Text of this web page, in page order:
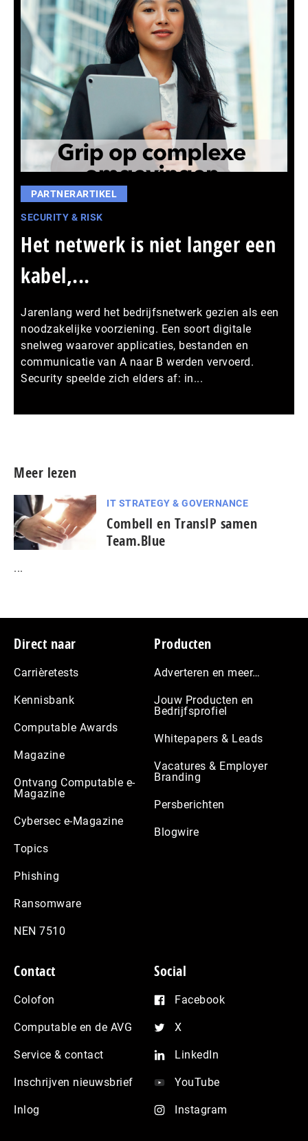
PARTNERARTIKEL
SECURITY & RISK
Het netwerk is niet langer een
kabel,...
Jarenlang werd het bedrijfsnetwerk gezien als een
noodzakelijke voorziening. Een soort digitale
snelweg waarover applicaties, bestanden en
communicatie van A naar B werden vervoerd.
Security speelde zich elders af: in...
Meer lezen
IT STRATEGY & GOVERNANCE
Combell en TransIP samen
Team.Blue
...
Footer
Direct naar
Carrièretests
Kennisbank
Computable Awards
Magazine
Ontvang Computable e-
Magazine
Cybersec e-Magazine
Topics
Phishing
Ransomware
NEN 7510
Producten
Adverteren en meer…
Jouw Producten en
Bedrijfsprofiel
Whitepapers & Leads
Vacatures & Employer
Branding
Persberichten
Blogwire
Contact
Colofon
Computable en de AVG
Service & contact
Inschrijven nieuwsbrief
Inlog
Social
Facebook
X
LinkedIn
YouTube
Instagram